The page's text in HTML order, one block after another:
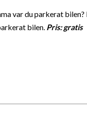
var du parkerat
bilen. Pris: gratis